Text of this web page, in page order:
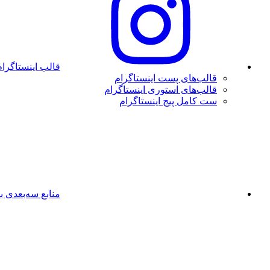
قالب
قالب‌های پست اینستاگرام
قالب‌های استوری اینستاگرام
ست کامل پیج اینستاگرام
منابع سه‌بعدی